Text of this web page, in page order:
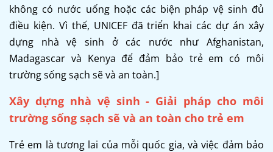
không có nước uống hoặc các biện pháp vệ sinh đủ
điều kiện. Vì thế, UNICEF đã triển khai các dự án xây
dựng nhà vệ sinh ở các nước như Afghanistan,
Madagascar và Kenya để đảm bảo trẻ em có môi
trường sống sạch sẽ và an toàn.]
Xây dựng nhà vệ sinh - Giải pháp cho môi
trường sống sạch sẽ và an toàn cho trẻ em
Trẻ em là tương lai của mỗi quốc gia, và việc đảm bảo